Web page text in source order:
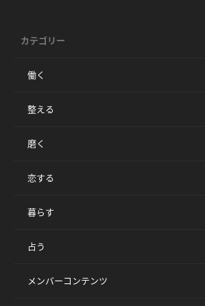
カテゴリー
働く
整える
磨く
恋する
暮らす
占う
メンバーコンテンツ